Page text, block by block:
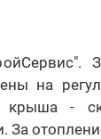
на
крыша -